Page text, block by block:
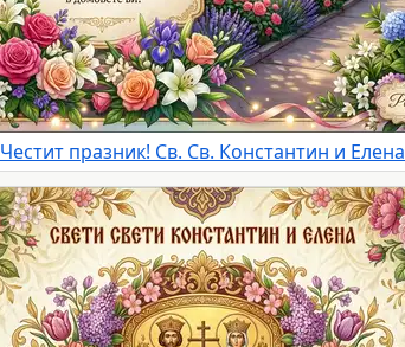
Честит празник! Св. Св. Константин и Елена